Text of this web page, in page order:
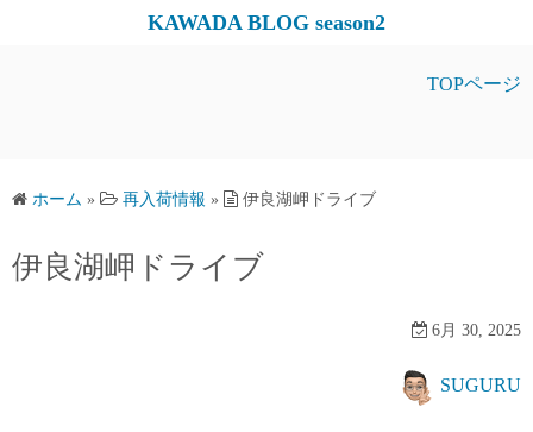
ス
ッ
KAWADA BLOG season2
TOPページ
ホーム » 再入荷情報 » 伊良湖岬ドライブ
伊良湖岬ドライブ
6月 30, 2025
SUGURU